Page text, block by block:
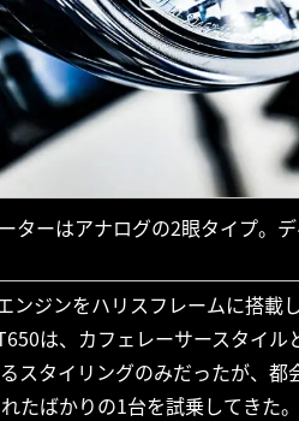
ターはアナログの2眼タイプ。
ンジンをハリスフレームに搭載
は、カフェレーサースタイ
スタイリングのみだったが、
たばかりの1台を試乗してきた